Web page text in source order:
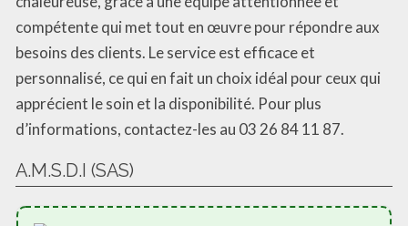
compétente qui met tout en œuvre pour répondre aux
besoins des clients. Le service est efficace et
personnalisé, ce qui en fait un choix idéal pour ceux qui
apprécient le soin et la disponibilité. Pour plus
d’informations, contactez-les au 03 26 84 11 87.
A.M.S.D.I (SAS)